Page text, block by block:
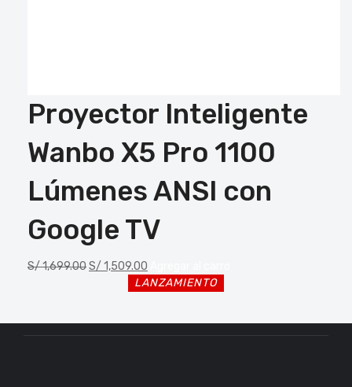
LANZAMIENTO
LANZAMIENTO
LANZAMIENTO
LANZAMIENTO
LANZAMIENTO
LANZAMIENTO
LANZAMIENTO
LANZAMIENTO
LANZAMIENTO
LANZAMIENTO
LANZAMIENTO
LANZAMIENTO
LANZAMIENTO
LANZAMIENTO
Proyector Inteligente
Wanbo X5 Pro 1100
Lúmenes ANSI con
Google TV
S/1,699.00S/ 1,509.00